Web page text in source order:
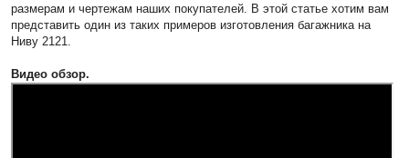
размерам и чертежам наших покупателей. В этой статье хотим вам
представить один из таких примеров изготовления багажника на
Ниву 2121.
Видео обзор.